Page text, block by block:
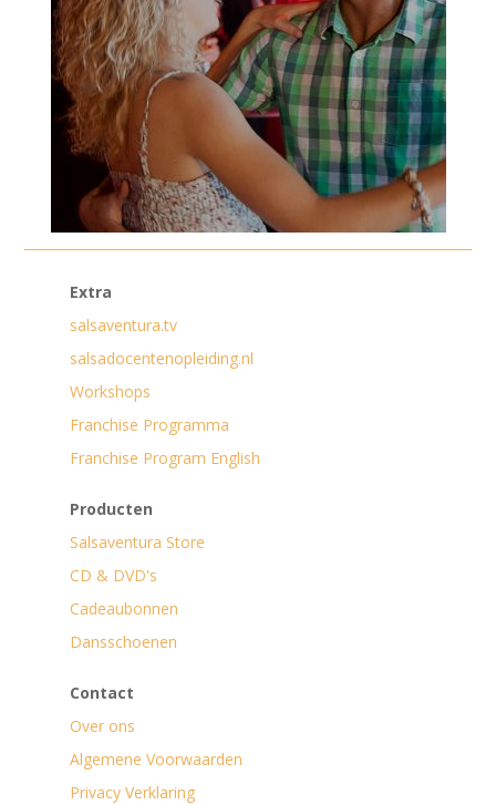
Extra
salsaventura.tv
salsadocentenopleiding.nl
Workshops
Franchise Programma
Franchise Program English
Producten
Salsaventura Store
CD & DVD's
Cadeaubonnen
Dansschoenen
Contact
Over ons
Algemene Voorwaarden
Privacy Verklaring